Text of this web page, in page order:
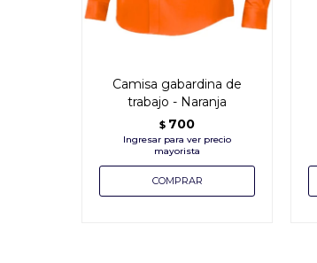
Camisa gabardina de
trabajo - Naranja
$ 700